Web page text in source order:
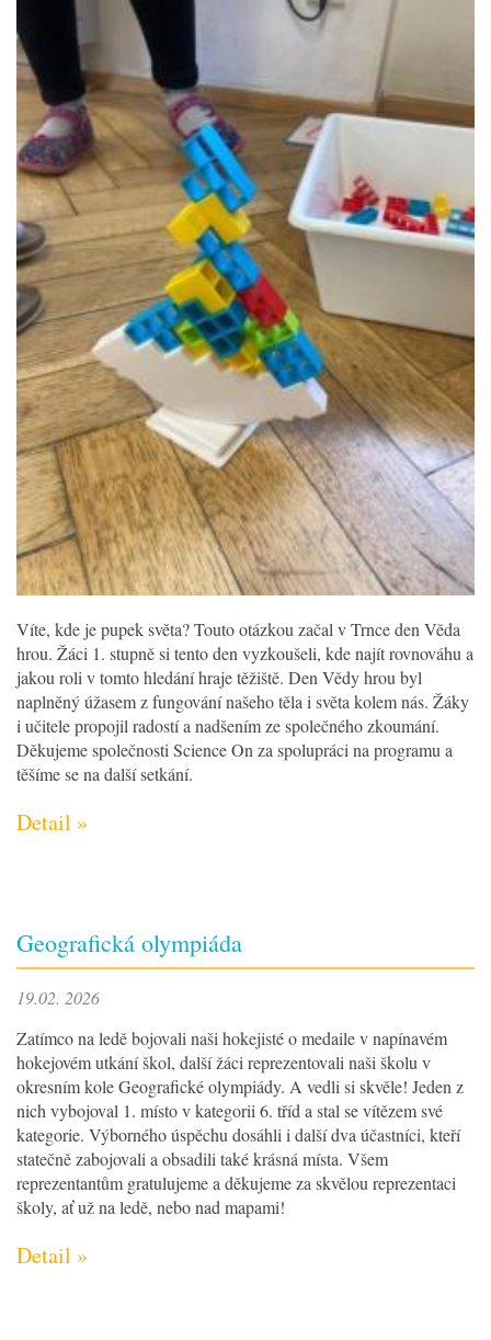
Víte, kde je pupek světa? Touto otázkou začal v Trnce den Věda
hrou. Žáci 1. stupně si tento den vyzkoušeli, kde najít rovnováhu a
jakou roli v tomto hledání hraje těžiště. Den Vědy hrou byl
naplněný úžasem z fungování našeho těla i světa kolem nás. Žáky
i učitele propojil radostí a nadšením ze společného zkoumání.
Děkujeme společnosti Science On za spolupráci na programu a
těšíme se na další setkání.
Detail »
Geografická olympiáda
19.02. 2026
Zatímco na ledě bojovali naši hokejisté o medaile v napínavém
hokejovém utkání škol, další žáci reprezentovali naši školu v
okresním kole Geografické olympiády. A vedli si skvěle! Jeden z
nich vybojoval 1. místo v kategorii 6. tříd a stal se vítězem své
kategorie. Výborného úspěchu dosáhli i další dva účastníci, kteří
statečně zabojovali a obsadili také krásná místa. Všem
reprezentantům gratulujeme a děkujeme za skvělou reprezentaci
školy, ať už na ledě, nebo nad mapami!
Detail »